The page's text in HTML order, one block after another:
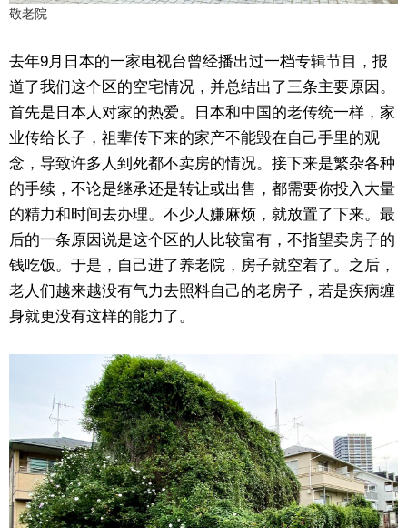
敬老院
去年9月日本的一家电视台曾经播出过一档专辑节目，报
道了我们这个区的空宅情况，并总结出了三条主要原因。
首先是日本人对家的热爱。日本和中国的老传统一样，家
业传给长子，祖辈传下来的家产不能毁在自己手里的观
念，导致许多人到死都不卖房的情况。接下来是繁杂各种
的手续，不论是继承还是转让或出售，都需要你投入大量
的精力和时间去办理。不少人嫌麻烦，就放置了下来。最
后的一条原因说是这个区的人比较富有，不指望卖房子的
钱吃饭。于是，自己进了养老院，房子就空着了。之后，
老人们越来越没有气力去照料自己的老房子，若是疾病缠
身就更没有这样的能力了。